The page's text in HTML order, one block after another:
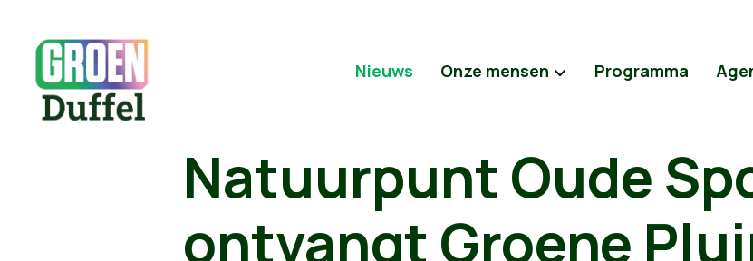
Nieuws Onze mensen Programma
Natuurpunt Oude
ontvangt Groene